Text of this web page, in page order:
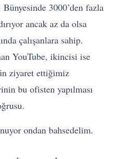
Bünyesinde 3000’den fazla
ancak az da olsa
çalışanlara sahip.
YouTube, ikincisi ise
ziyaret ettiğimiz
bu ofisten yapılması
ondan bahsedelim.